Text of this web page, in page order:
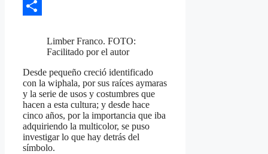
Email
Limber Franco. FOTO:
Facilitado por el autor
Desde pequeño creció identificado
con la wiphala, por sus raíces aymaras
y la serie de usos y costumbres que
hacen a esta cultura; y desde hace
cinco años, por la importancia que iba
adquiriendo la multicolor, se puso
investigar lo que hay detrás del
símbolo.